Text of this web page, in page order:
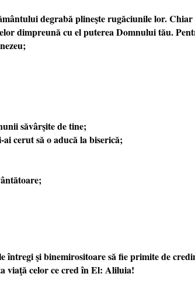
degrabă plineşte rugăciunile lor.
dimpreună cu el puterea Domnului tău.
săvârşite de tine;
cerut să o aducă la biserică;
şi binemirositoare să fie primite de
viaţă celor ce cred în El: Aliluia!